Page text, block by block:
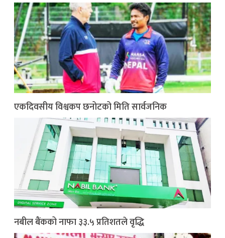
एकदिवसीय विश्वकप छनोटको मिति सार्वजनिक
नबील बैंकको नाफा ३३.५ प्रतिशतले वृद्धि